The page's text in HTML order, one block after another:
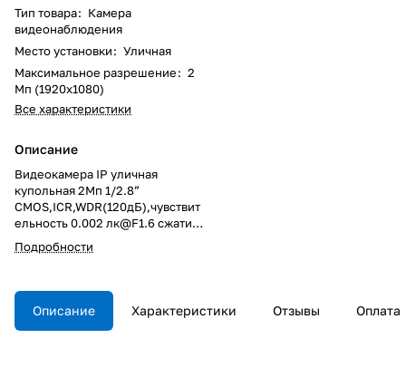
Тип товара: Камера
видеонаблюдения
Место установки: Уличная
Максимальное разрешение: 2
Мп (1920x1080)
Все характеристики
Описание
Видеокамера IP уличная
купольная 2Мп 1/2.8”
CMOS,ICR,WDR(120дБ),чувствит
ельность 0.002 лк@F1.6 сжатие:
H.265+/H.265/H.264+/H.264/H.
264B/H.264H/MJPEG,3 потока.
трансляции видео
2Мп(1920*1080)@25к/
с,объектив 2.8мм (возможна
Подробности
Описание Характеристики Отзывы Оплата